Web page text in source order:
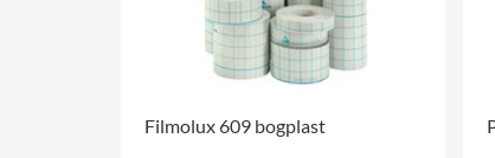
Filmolux 609 bogplast